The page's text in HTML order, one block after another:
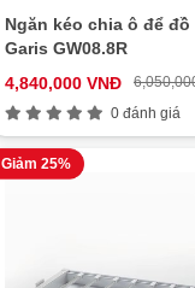
Ngăn kéo chia ô để
Garis GW08.8R
4,840,000 VNĐ
0 đánh giá
Giảm 25%